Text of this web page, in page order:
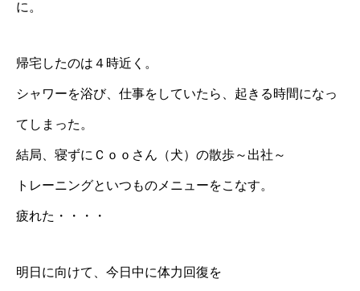
に。
帰宅したのは４時近く。
シャワーを浴び、仕事をしていたら、起きる時間になっ
てしまった。
結局、寝ずにＣｏｏさん（犬）の散歩～出社～
トレーニングといつものメニューをこなす。
疲れた・・・・
明日に向けて、今日中に体力回復を